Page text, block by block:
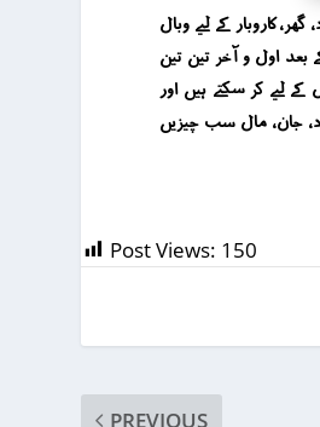
،کاروبار کے لیے وبال
بعد اول و آخر تین تین
لیے کر سکتے ہیں اور
، جان ، مال سب چیزیں
Post Views: 150
PREVIOUS